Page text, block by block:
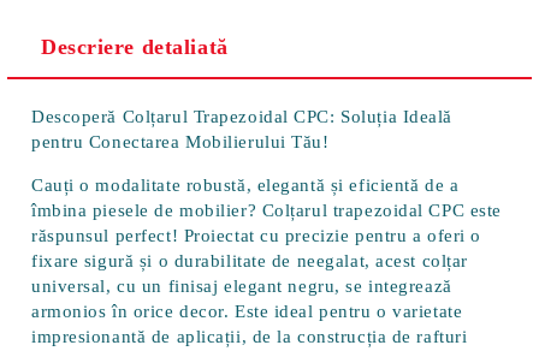
Descriere detaliată
Descoperă Colțarul Trapezoidal CPC: Soluția Ideală
pentru Conectarea Mobilierului Tău!
Cauți o modalitate robustă, elegantă și eficientă de a
îmbina piesele de mobilier? Colțarul trapezoidal CPC este
răspunsul perfect! Proiectat cu precizie pentru a oferi o
fixare sigură și o durabilitate de neegalat, acest colțar
universal, cu un finisaj elegant negru, se integrează
armonios în orice decor. Este ideal pentru o varietate
impresionantă de aplicații, de la construcția de rafturi